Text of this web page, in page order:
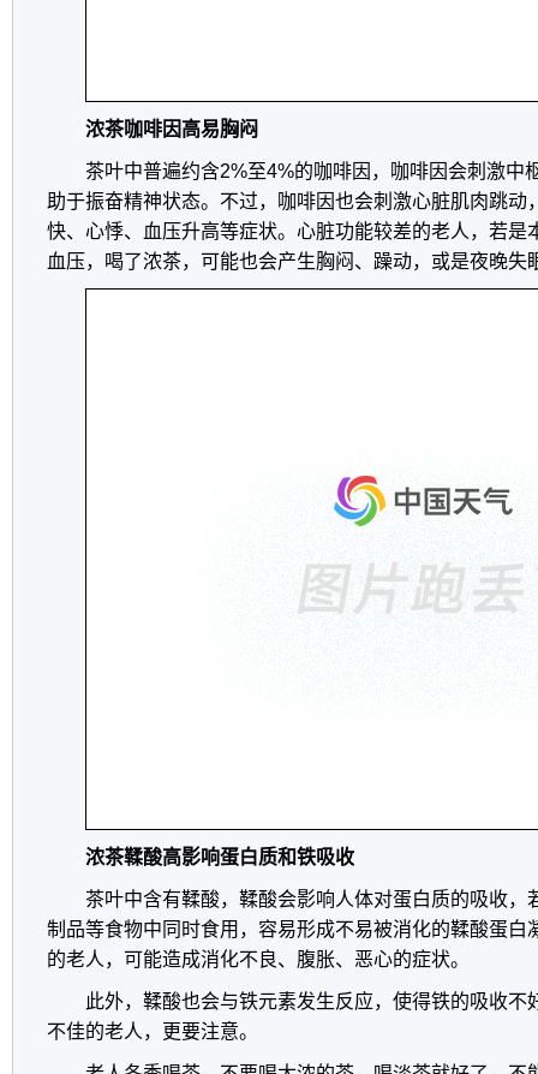
浓茶咖啡因高易胸闷
茶叶中普遍约含2%至4%的咖啡因，咖啡因会刺激中
助于振奋精神状态。不过，咖啡因也会刺激心脏肌肉跳动
快、心悸、血压升高等症状。心脏功能较差的老人，若是
血压，喝了浓茶，可能也会产生胸闷、躁动，或是夜晚失
浓茶鞣酸高影响蛋白质和铁吸收
茶叶中含有鞣酸，鞣酸会影响人体对蛋白质的吸收，
制品等食物中同时食用，容易形成不易被消化的鞣酸蛋白
的老人，可能造成消化不良、腹胀、恶心的症状。
此外，鞣酸也会与铁元素发生反应，使得铁的吸收不
不佳的老人，更要注意。